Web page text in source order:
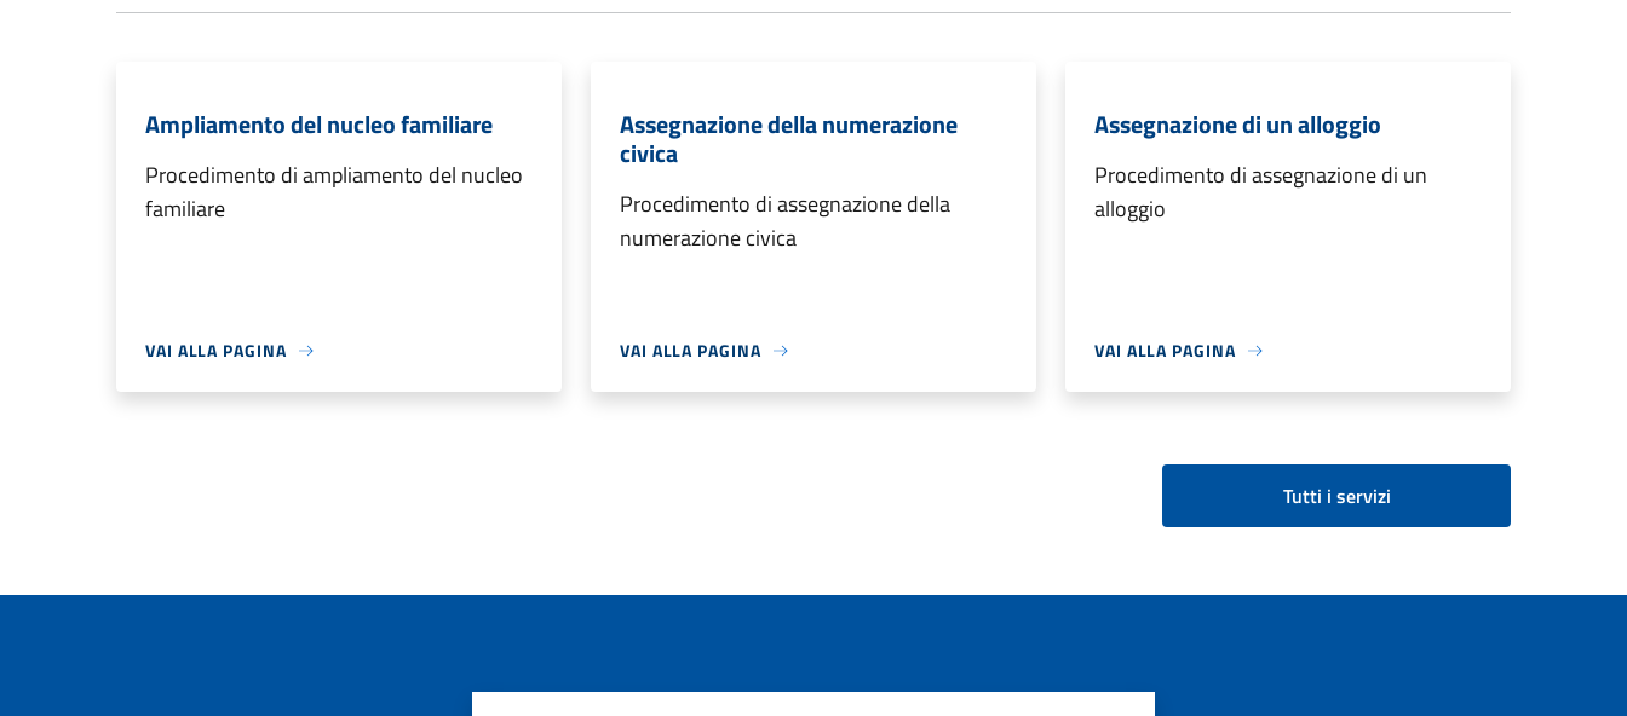
Ampliamento del nucleo familiare
Procedimento di ampliamento del nucleo
familiare
VAI ALLA PAGINA
Assegnazione della numerazione
civica
Procedimento di assegnazione della
numerazione civica
VAI ALLA PAGINA
Assegnazione di un alloggio
Procedimento di assegnazione di un
alloggio
VAI ALLA PAGINA
Tutti i servizi